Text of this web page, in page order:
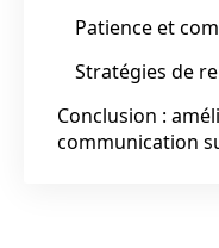
Patience et
Stratégies de
Conclusion :
communication